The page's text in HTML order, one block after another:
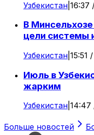
Узбекистан 16:37
В
цели системы
Узбекистан 15:51
Июль в
жарким
Узбекистан 14:47
Больше новостей